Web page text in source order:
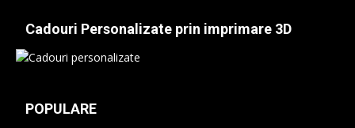
Cadouri Personalizate prin imprimare 3D
POPULARE